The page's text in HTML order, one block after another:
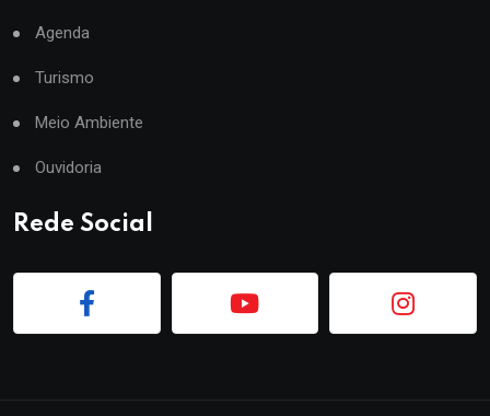
Agenda
Turismo
Meio Ambiente
Ouvidoria
Rede Social